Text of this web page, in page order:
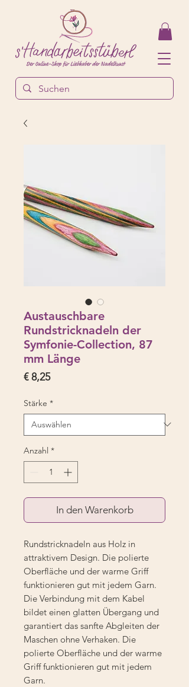
Austauschbare
Rundstricknadeln der
Symfonie-Collection, 87
mm Länge
€ 8,25Preis
Stärke *
Anzahl *
In den Warenkorb
Rundstricknadeln aus Holz in
attraktivem Design. Die polierte
Oberfläche und der warme Griff
funktionieren gut mit jedem Garn.
Die Verbindung mit dem Kabel
bildet einen glatten Übergang und
garantiert das sanfte Abgleiten der
Maschen ohne Verhaken. Die
polierte Oberfläche und der warme
Griff funktionieren gut mit jedem
Garn.